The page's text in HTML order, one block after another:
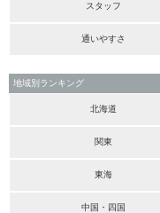
スタッフ
通いやすさ
地域別ランキング
北海道
関東
東海
中国・四国